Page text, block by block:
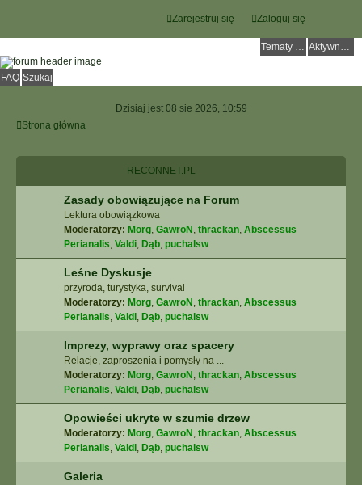
Zaloguj się
Zarejestruj się
Tematy bez odpowiedzi Aktywne tematy
FAQ Szukaj
Dzisiaj jest 08 sie 2026, 10:59
Strona główna
RECONNET.PL
Zasady obowiązujące na Forum
Lektura obowiązkowa
Moderatorzy: Morg, GawroN , thrackan, Abscessus
Perianalis, Valdi, Dąb, puchalsw
Leśne Dyskusje
przyroda, turystyka, survival
Moderatorzy: Morg, GawroN , thrackan, Abscessus
Perianalis, Valdi, Dąb, puchalsw
Imprezy, wyprawy oraz spacery
Relacje, zaproszenia i pomysły na ...
Moderatorzy: Morg, GawroN , thrackan, Abscessus
Perianalis, Valdi, Dąb, puchalsw
Opowieści ukryte w szumie drzew
Moderatorzy: Morg, GawroN , thrackan, Abscessus
Perianalis, Valdi, Dąb, puchalsw
Galeria